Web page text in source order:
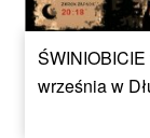
września w